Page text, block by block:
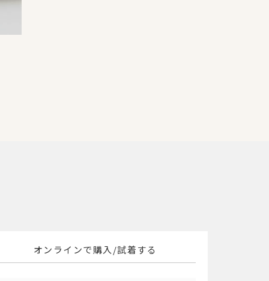
オンラインで購入/試着する